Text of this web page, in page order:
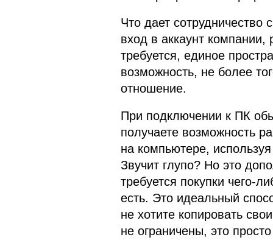
Что дает
вход в аккаунт компании,
требуется, единое
возможность, не более
отношение.
При подключении к ПК
получаете возможность
на компьютере,
Звучит глупо? Но это
требуется покупки чего-
есть. Это идеальный
не хотите копировать
не ограничены, это